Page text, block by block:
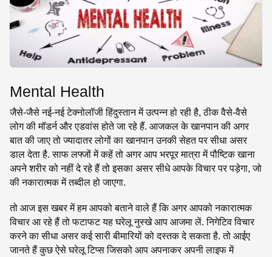
Mental Health
जैसे-जैसे नई-नई टेक्नोलॉजी हिंदुस्तान में उत्पन्न हो रही है, ठीक वैसे-वैसे
लोग की मॉडर्न और एडवांस होते जा रहे हैं. आजकल के खानपान की अगर
बात की जाए तो ज्यादातर लोगों का खानपान उनकी सेहत पर सीधा असर
डाल देता है. साफ लफ्जों में कहें तो अगर आप भरपूर मात्रा में पौष्टिक खाना
अपने शरीर को नहीं दे रहे हैं तो इसका असर सीधे आपके विचार पर पड़ेगा, जो
की नकारात्मक में तब्दील हो जाएगा.
तो आज इस खबर में हम आपको बताने वाले हैं कि अगर आपको नकारात्मक
विचार आ रहे हैं तो फटाफट यह घरेलू नुस्खे आप आजमा लें. निगेटिव विचार
करने का सीधा असर कई सारी बीमारियों को दस्तक दे सकता है. तो आईए
जानते हैं कुछ ऐसे घरेलू टिप्स जिसको आप अपनाकर अपनी लाइफ में